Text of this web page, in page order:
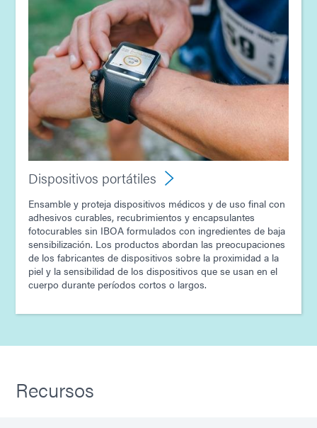
Dispositivos portátiles
Ensamble y proteja dispositivos médicos y de uso final con
adhesivos curables, recubrimientos y encapsulantes
fotocurables sin IBOA formulados con ingredientes de baja
sensibilización. Los productos abordan las preocupaciones
de los fabricantes de dispositivos sobre la proximidad a la
piel y la sensibilidad de los dispositivos que se usan en el
cuerpo durante períodos cortos o largos.
Recursos